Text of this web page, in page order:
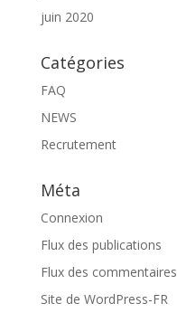
juin 2020
Catégories
FAQ
NEWS
Recrutement
Méta
Connexion
Flux des publications
Flux des commentaires
Site de WordPress-FR